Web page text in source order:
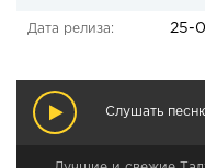
Дата релиза: 25-
Слушать